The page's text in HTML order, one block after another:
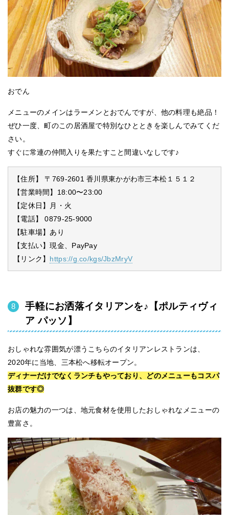
おでん
メニューのメインはラーメンとおでんですが、他の料理も絶品！
ぜひ一度、町のこの居酒屋で特別なひとときを楽しんでみてくだ
さい。
すぐに常連の仲間入りを果たすこと間違いなしです♪
【住所】 〒769-2601 香川県東かがわ市三本松１５１２
【営業時間】18:00〜23:00
【定休日】月・火
【電話】 0879-25-9000
【駐車場】あり
【支払い】現金、PayPay
【リンク】 https://g.co/kgs/JbzMryV
手軽にお洒落イタリアンを♪【ポルティヴィ
ア パッソ】
おしゃれな雰囲気が漂うこちらのイタリアンレストランは、
2020年に当地、三本松へ移転オープン。
ディナーだけでなくランチもやっており、どのメニューもコスパ
抜群です◎
お店の魅力の一つは、地元食材を使用したおしゃれなメニューの
豊富さ。